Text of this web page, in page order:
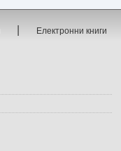
| Електронни книги